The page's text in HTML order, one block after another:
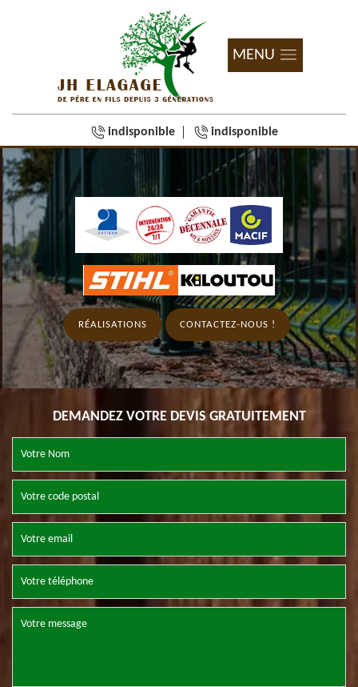
MENU
indisponible indisponible
RÉALISATIONS CONTACTEZ-NOUS !
DEMANDEZ VOTRE DEVIS GRATUITEMENT